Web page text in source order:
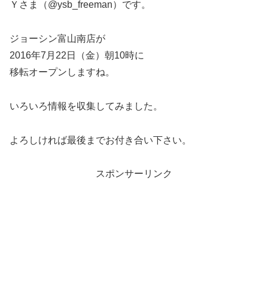
Ｙさま（@ysb_freeman）です。
ジョーシン富山南店が
2016年7月22日（金）朝10時に
移転オープンしますね。
いろいろ情報を収集してみました。
よろしければ最後までお付き合い下さい。
スポンサーリンク